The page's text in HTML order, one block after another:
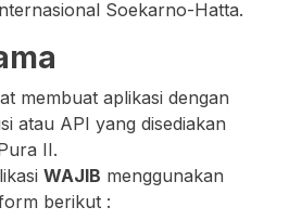
Soekarno-Hatta.
membuat aplikasi dengan
atau API yang disediakan
II.
WAJIB menggunakan
berikut :